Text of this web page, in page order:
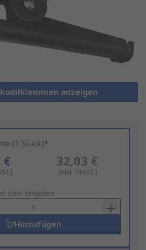
anzeigen
(1 Stück)*
€ 32,03 €
(inkl. MwSt.)
oder eingeben
Hinzufügen